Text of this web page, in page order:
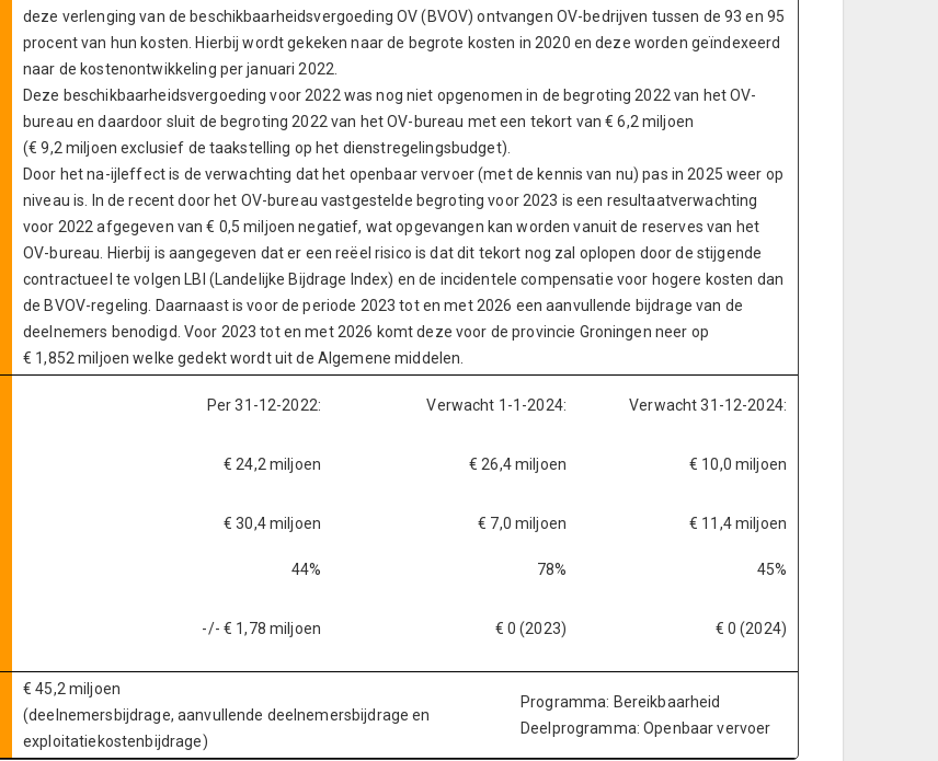
deze verlenging van de beschikbaarheidsvergoeding OV (BVOV) ontvangen OV-bedrijven tussen de 93 en 95
procent van hun kosten. Hierbij wordt gekeken naar de begrote kosten in 2020 en deze worden geïndexeerd
naar de kostenontwikkeling per januari 2022.
Deze beschikbaarheidsvergoeding voor 2022 was nog niet opgenomen in de begroting 2022 van het OV-
bureau en daardoor sluit de begroting 2022 van het OV-bureau met een tekort van € 6,2 miljoen
(€ 9,2 miljoen exclusief de taakstelling op het dienstregelingsbudget).
Door het na-ijleffect is de verwachting dat het openbaar vervoer (met de kennis van nu) pas in 2025 weer op
niveau is. In de recent door het OV-bureau vastgestelde begroting voor 2023 is een resultaatverwachting
voor 2022 afgegeven van € 0,5 miljoen negatief, wat opgevangen kan worden vanuit de reserves van het
OV-bureau. Hierbij is aangegeven dat er een reëel risico is dat dit tekort nog zal oplopen door de stijgende
contractueel te volgen LBI (Landelijke Bijdrage Index) en de incidentele compensatie voor hogere kosten dan
de BVOV-regeling. Daarnaast is voor de periode 2023 tot en met 2026 een aanvullende bijdrage van de
deelnemers benodigd. Voor 2023 tot en met 2026 komt deze voor de provincie Groningen neer op
€ 1,852 miljoen welke gedekt wordt uit de Algemene middelen.
Per 31-12-2022: Verwacht 1-1-2024: Verwacht 31-12-2024:
€ 24,2 miljoen € 26,4 miljoen € 10,0 miljoen
€ 30,4 miljoen € 7,0 miljoen € 11,4 miljoen
44% 78%
45%
-/- € 1,78 miljoen € 0 (2023) € 0 (2024)
€ 45,2 miljoen
(deelnemersbijdrage, aanvullende deelnemersbijdrage en
exploitatiekostenbijdrage)
Programma: Bereikbaarheid
Deelprogramma: Openbaar vervoer